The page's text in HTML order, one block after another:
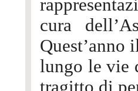
cura
Quest’anno
lungo le vie
tragitto di